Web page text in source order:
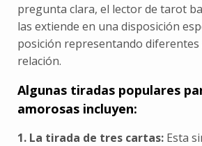
pregunta clara, el lector de tarot
las extiende en una disposición
posición representando diferentes
relación.
Algunas tiradas populares
amorosas incluyen:
1. La tirada de tres cartas: Esta